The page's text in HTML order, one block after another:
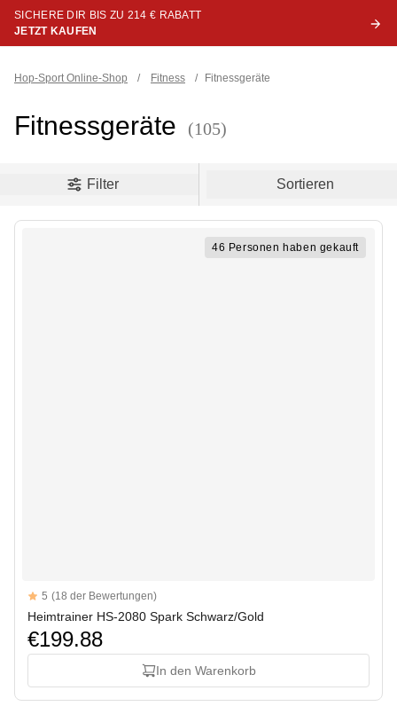
SICHERE DIR BIS ZU 214 € RABATT
JETZT KAUFEN
Hop-Sport Online-Shop / Fitness / Fitnessgeräte
Fitnessgeräte (105)
Filter Sortieren
46 Personen haben gekauft
Reviews
5 out of 5 stars
5 (18 der Bewertungen)
Heimtrainer HS-2080 Spark Schwarz/Gold
€199.88
In den Warenkorb